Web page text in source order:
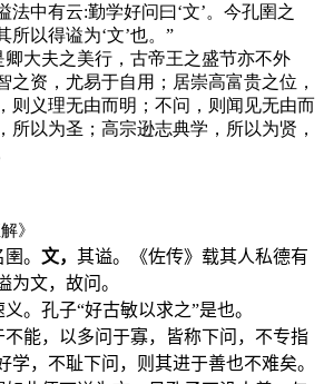
法中有云:勤学好问曰‘文’。今孔圉之
以得谥为‘文’也。”
大夫之美行，古帝王之盛节亦不外
之资，尤易于自用；居崇高富贵之位，
则义理无由而明；不问，则闻见无由而
所以为圣；高宗逊志典学，所以为贤，
》
。 文， 其谥。《佐传》载其人私德有
为文，故问。
义。孔子“好古敏以求之”是也。
不能，以多问于寡，皆称下问，不专指
学，不耻下问，则其进于善也不难矣。